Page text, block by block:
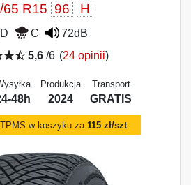
65 R15 96 H
D C
72dB
5,6/6 (24 opinii)
48h
Produkcja
2024
Transport
GRATIS
w koszyku za 115 zł/szt